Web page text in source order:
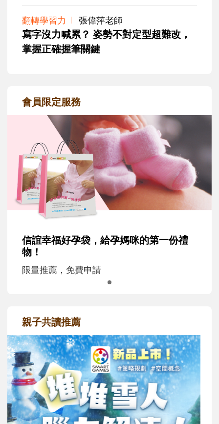
翻轉學習力 張偉萍老師
寫字沒力喊累？ 姿勢不對定型超難改，
掌握正確握筆關鍵
會員限定服務
信誼幸福好孕袋，給孕媽咪的第一份禮
物！
限量推薦，免費申請
親子共讀推薦
最新活動